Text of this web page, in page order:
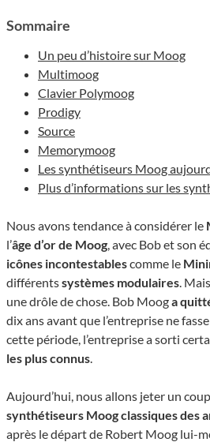
Sommaire
Un peu d’histoire sur Moog
Multimoog
Clavier Polymoog
Prodigy
Source
Memorymoog
Les synthétiseurs Moog
Plus d’informations sur les
Nous avons tendance à considérer le
l’âge d’or de Moog, avec Bob et son
icônes incontestablescomme le
différentssystèmes modulaires.
une drôle de chose. Bob Mooga
dix ans avant que l’entreprise ne
cette période, l’entreprise a sorti
les plus connus.
Aujourd’hui, nous allons jeter un
synthétiseurs Moog classiques des
après le départ de Robert Moog lui-